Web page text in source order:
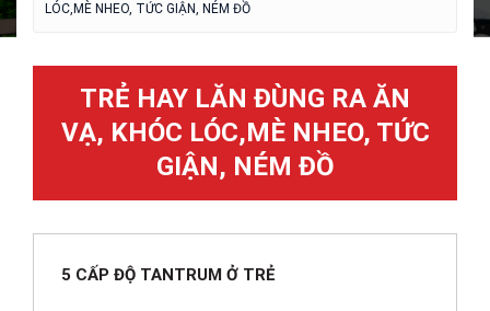
LÓC,MÈ NHEO, TỨC GIẬN, NÉM ĐỒ
TRẺ HAY LĂN ĐÙNG RA ĂN
VẠ, KHÓC LÓC,MÈ NHEO, TỨC
GIẬN, NÉM ĐỒ
5 CẤP ĐỘ TANTRUM Ở TRẺ